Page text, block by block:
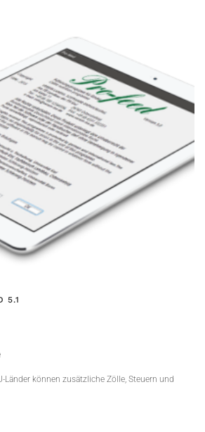
5.1
Länder können zusätzliche Zölle, Steuern und